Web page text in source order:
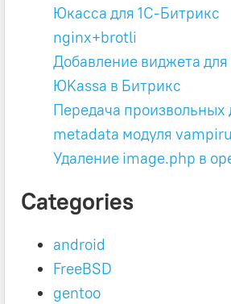
Юкасса для 1C-Битрикс
nginx+brotli
Добавление виджета
ЮKassa в Битрикс
Передача произвольных
metadata модуля
Удаление image.php в
Categories
android
FreeBSD
gentoo